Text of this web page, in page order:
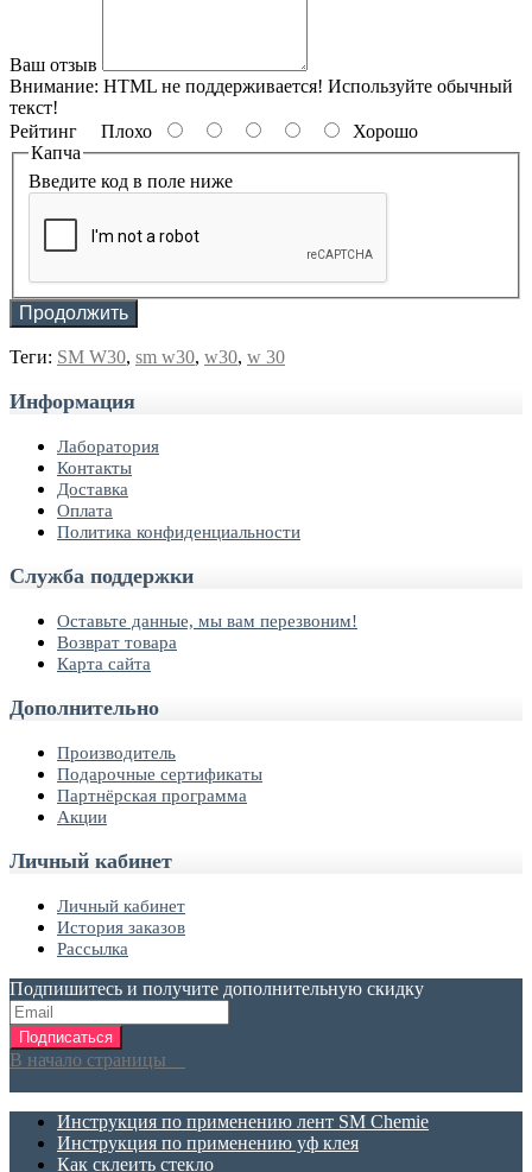
Ваш отзыв
Внимание: HTML не поддерживается! Используйте обычный
текст!
Рейтинг Плохо
Хорошо
Капча
Введите код в поле ниже
Продолжить
Теги: SM W30, sm w30, w30, w 30
Информация
Лаборатория
Контакты
Доставка
Оплата
Политика конфиденциальности
Служба поддержки
Оставьте данные, мы вам перезвоним!
Возврат товара
Карта сайта
Дополнительно
Производитель
Подарочные сертификаты
Партнёрская программа
Акции
Личный кабинет
Личный кабинет
История заказов
Рассылка
Подпишитесь и получите дополнительную скидку
Подписаться
В начало страницы
Инструкция по применению лент SM Chemie
Инструкция по применению уф клея
Как склеить стекло